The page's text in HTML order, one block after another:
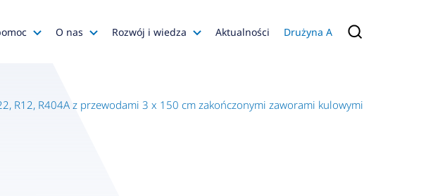
zamówień
O nas
Kariera
Rozwój i wiedza
Konfiguratory
Aktualności Drużyna A
R12, R404A z przewodami 3 x 150 cm zakończonymi zaworami kulowymi